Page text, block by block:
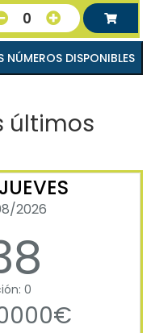
0
VER TODOS LOS NÚMEROS DISPONIBLES
últimos
2026
0